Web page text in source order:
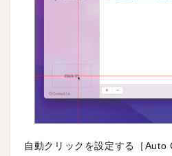
自動クリックを設定する［Auto